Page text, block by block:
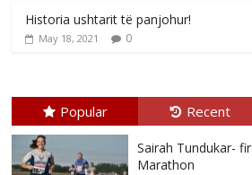
Historia ushtarit të panjohur!
May 18, 2021 0
Popular Recent
Sairah Tundukar-
Marathon